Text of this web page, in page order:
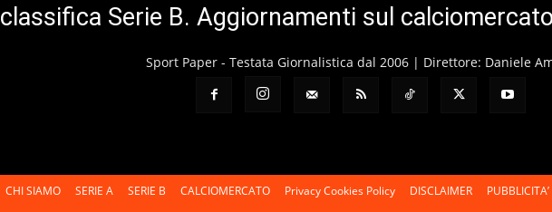
classifica Serie B. Aggiornamenti sul
Sport Paper - Testata Giornalistica dal 2006 | Direttore: Daniele
CHI SIAMO SERIE A SERIE B CALCIOMERCATO Privacy Cookies Policy DISCLAIMER PUBBLICITA’